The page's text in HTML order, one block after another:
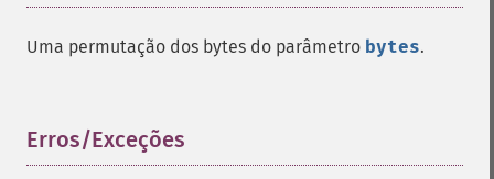
Uma permutação dos bytes do parâmetro bytes.
Erros/Exceções